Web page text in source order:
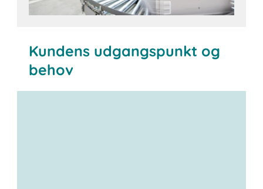
Kundens udgangspunkt og
behov